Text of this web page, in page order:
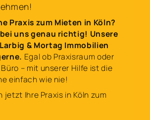
Praxis zum Mieten in Köln?
uns genau richtig! Unsere
& Mortag Immobilien
Egal ob Praxisraum oder
– mit unserer Hilfe ist die
einfach wie nie!
jetzt Ihre Praxis in Köln zum